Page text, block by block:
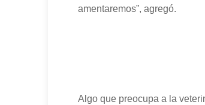
amentaremos”, agregó.
Algo que preocupa a la